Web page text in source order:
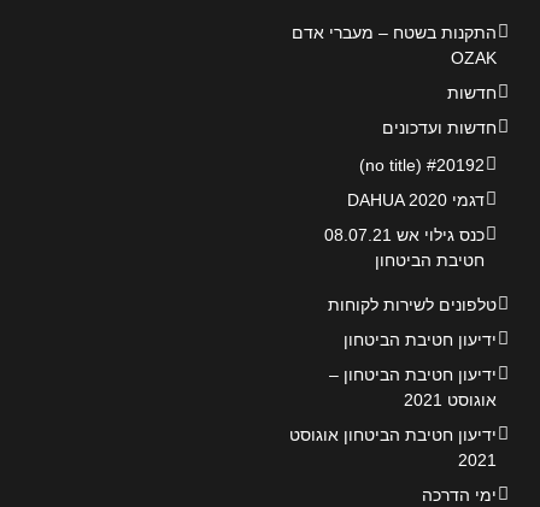
התקנות בשטח – מעברי אדם
OZAK
חדשות
חדשות ועדכונים
#20192 (no title)
דגמי DAHUA 2020
כנס גילוי אש 08.07.21
חטיבת הביטחון
טלפונים לשירות לקוחות
ידיעון חטיבת הביטחון
ידיעון חטיבת הביטחון –
אוגוסט 2021
ידיעון חטיבת הביטחון אוגוסט
2021
ימי הדרכה